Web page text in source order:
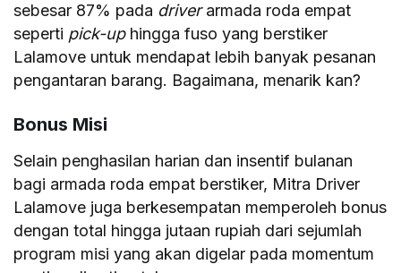
sebesar 87% pada driverarmada roda empat
seperti pick-up hingga fuso yang berstiker
Lalamove untuk mendapat lebih banyak pesanan
pengantaran barang. Bagaimana, menarik kan?
Bonus Misi
Selain penghasilan harian dan insentif bulanan
bagi armada roda empat berstiker, Mitra Driver
Lalamove juga berkesempatan memperoleh bonus
dengan total hingga jutaan rupiah dari sejumlah
program misi yang akan digelar pada momentum